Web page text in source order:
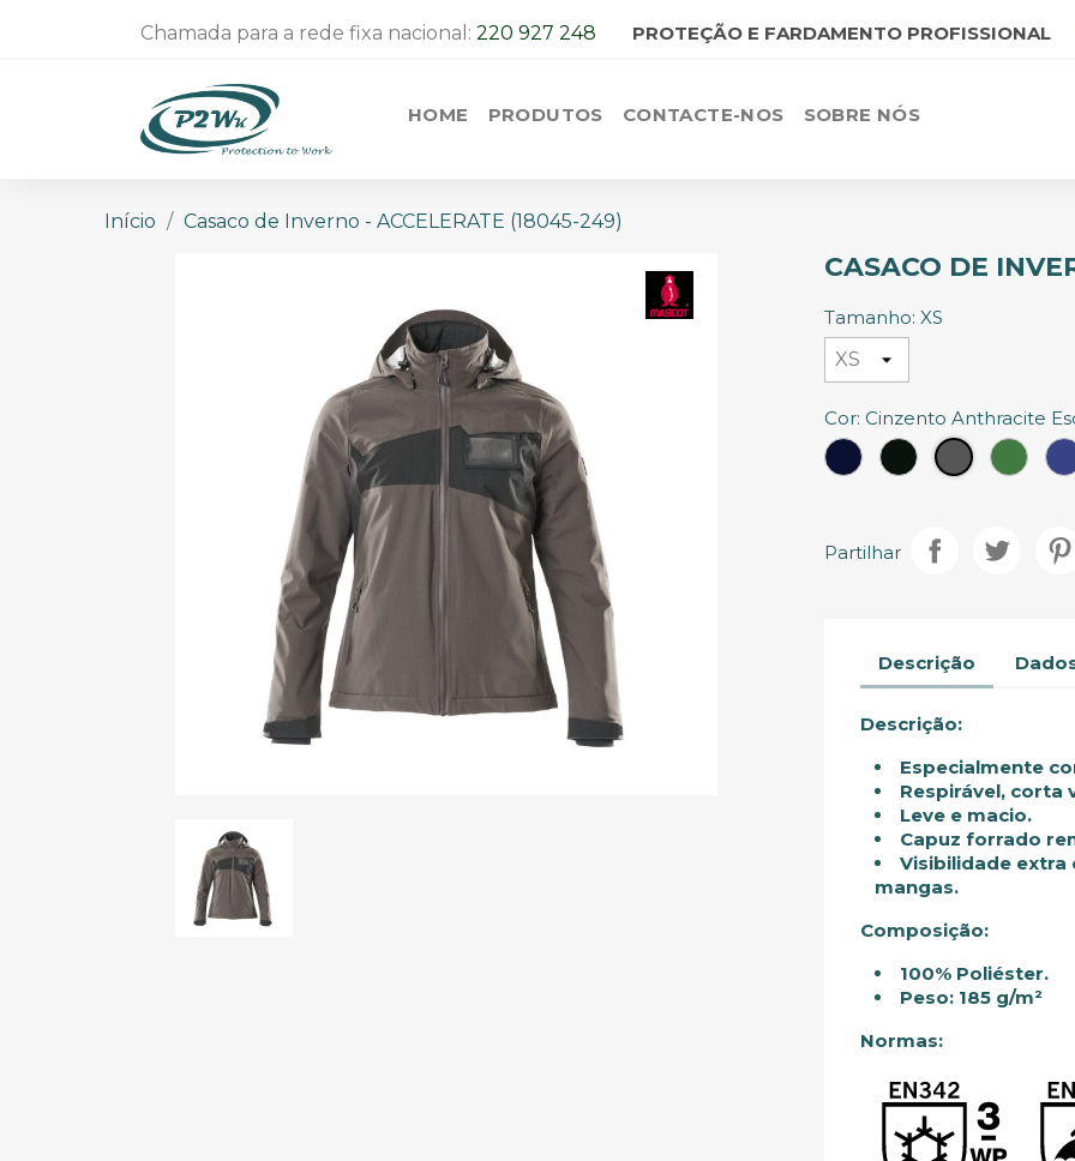
Chamada para a rede fixa nacional: 220 927 248 PROTEÇÃO E FARDAMENTO PROFISSIONAL
HOME PRODUTOS CONTACTE-NOS SOBRE NÓS
Início Casaco de Inverno - ACCELERATE (18045-249)
CASACO DE
Tamanho: XS
Cor: Cinzento Anthracite
Azul
Marinho
Preto Cinzento
Anthracite
Verde
Relva
Partilhar
Descrição
Descrição:
Especialmente
Respirável, corta
Leve e macio.
Capuz forrado
Visibilidade extra
mangas.
Composição:
100% Poliéster.
Peso: 185 g/m²
Normas: